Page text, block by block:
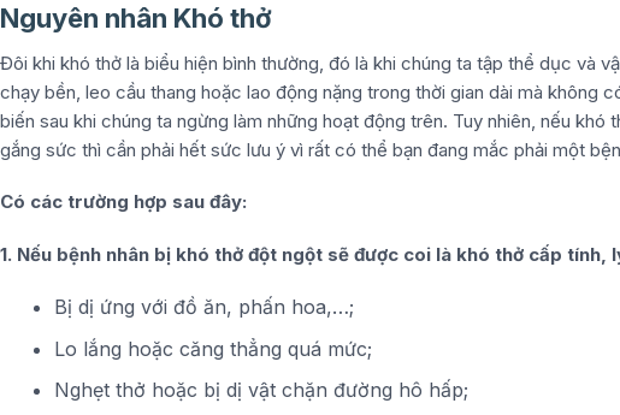
Nguyên nhân Khó thở
Đôi khi khó thở là biểu hiện bình thường, đó là khi chúng ta tập thể dục và
chạy bền, leo cầu thang hoặc lao động nặng trong thời gian dài mà không
biến sau khi chúng ta ngừng làm những hoạt động trên. Tuy nhiên, nếu
gắng sức thì cần phải hết sức lưu ý vì rất có thể bạn đang mắc phải một
Có các trường hợp sau đây:
1. Nếu bệnh nhân bị khó thở đột ngột sẽ được coi là khó thở cấp tính,
Bị dị ứng với đồ ăn, phấn hoa,…;
Lo lắng hoặc căng thẳng quá mức;
Nghẹt thở hoặc bị dị vật chặn đường hô hấp;